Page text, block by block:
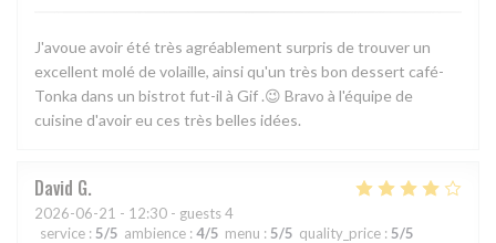
J'avoue avoir été très agréablement surpris de trouver un
excellent molé de volaille, ainsi qu'un très bon dessert café-
Tonka dans un bistrot fut-il à Gif .😉 Bravo à l'équipe de
cuisine d'avoir eu ces très belles idées.
David G
2026-06-21 - 12:30 - guests 4
service : 5/5 ambience : 4/5 menu : 5/5 quality_price : 5/5